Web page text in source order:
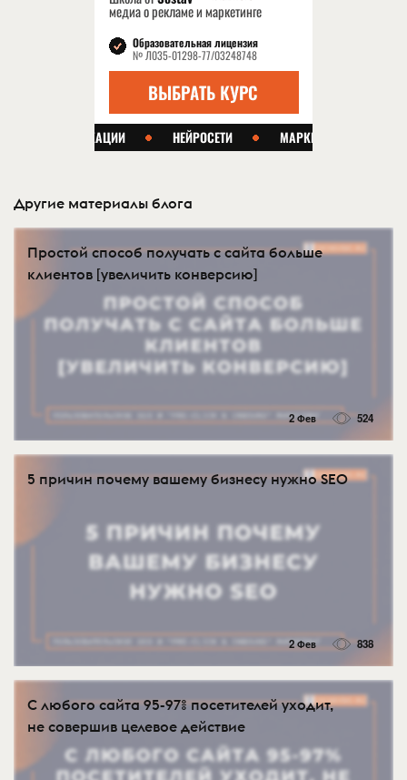
Другие материалы блога
Простой способ получать с сайта больше
клиентов [увеличить конверсию]
2 Фев 524
5 причин почему вашему бизнесу нужно SEO
2 Фев 838
С любого сайта 95-97% посетителей уходит,
не совершив целевое действие